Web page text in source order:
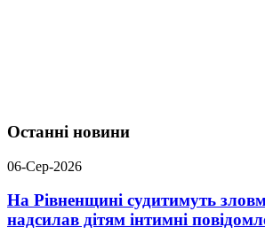
Останні новини
06-Сер-2026
На Рівненщині судитимуть
надсилав дітям інтимні